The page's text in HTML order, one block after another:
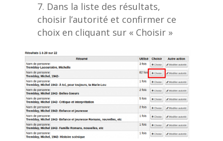
Dans la liste des résultats,
choisir l’autorité et confirmer ce
choix en cliquant sur « Choisir »